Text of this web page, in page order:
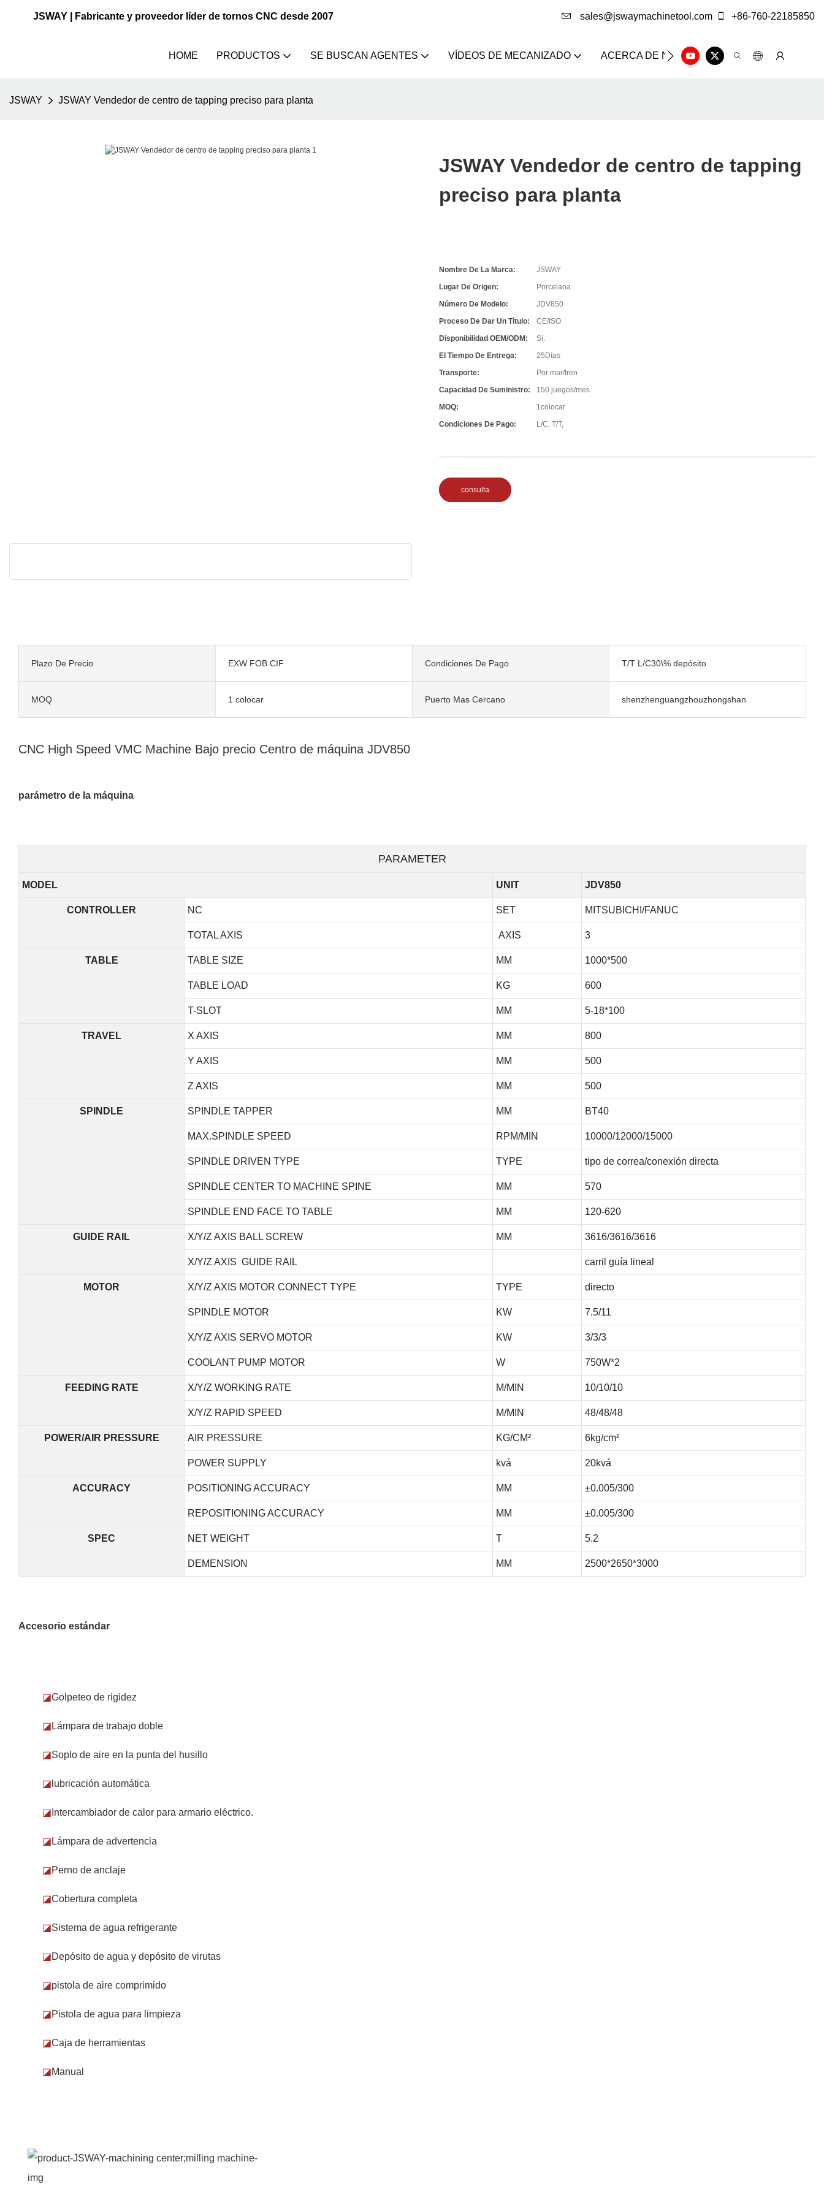
JSWAY | Fabricante y proveedor líder de tornos CNC desde 2007 sales@jswaymachinetool.com +86-760-22185850
HOME PRODUCTOS SE BUSCAN AGENTES VÍDEOS DE MECANIZADO ACERCA DE NOSOTROS SOLUCIÓN
JSWAY JSWAY Vendedor de centro de tapping preciso para planta
JSWAY Vendedor de centro de tapping
preciso para planta
Nombre De La Marca:
JSWAY
Lugar De Origen:
Porcelana
Número De Modelo:
JDV850
Proceso De Dar Un Título:
CE/ISO
Disponibilidad OEM/ODM:
Sí.
El Tiempo De Entrega:
25Días
Transporte:
Por mar/tren
Capacidad De Suministro:
150 juegos/mes
MOQ:
1colocar
Condiciones De Pago:
L/C, T/T,
consulta
Plazo De Precio EXW FOB CIF Condiciones De Pago T/T L/C30\% depósito
MOQ 1 colocar Puerto Mas Cercano shenzhenguangzhouzhongshan
CNC High Speed ​​VMC Machine Bajo precio Centro de máquina JDV850
parámetro de la máquina
PARAMETER
MODEL UNIT JDV850
CONTROLLER NC SET MITSUBICHI/FANUC
TOTAL AXIS AXIS 3
TABLE TABLE SIZE MM 1000*500
TABLE LOAD KG 600
T-SLOT MM 5-18*100
TRAVEL X AXIS MM 800
Y AXIS MM 500
Z AXIS MM 500
SPINDLE SPINDLE TAPPER MM BT40
MAX.SPINDLE SPEED RPM/MIN 10000/12000/15000
SPINDLE DRIVEN TYPE TYPE tipo de correa/conexión directa
SPINDLE CENTER TO MACHINE SPINE MM 570
SPINDLE END FACE TO TABLE MM 120-620
GUIDE RAIL X/Y/Z AXIS BALL SCREW MM 3616/3616/3616
X/Y/Z AXIS GUIDE RAIL carril guía lineal
MOTOR X/Y/Z AXIS MOTOR CONNECT TYPE TYPE directo
SPINDLE MOTOR KW 7.5/11
X/Y/Z AXIS SERVO MOTOR KW 3/3/3
COOLANT PUMP MOTOR W 750W*2
FEEDING RATE X/Y/Z WORKING RATE M/MIN 10/10/10
X/Y/Z RAPID SPEED M/MIN 48/48/48
POWER/AIR PRESSURE AIR PRESSURE KG/CM² 6kg/cm²
POWER SUPPLY kvá 20kvá
ACCURACY POSITIONING ACCURACY MM ±0.005/300
REPOSITIONING ACCURACY MM ±0.005/300
SPEC NET WEIGHT T 5.2
DEMENSION MM 2500*2650*3000
Accesorio estándar
◪Golpeteo de rigidez
◪ Lámpara de trabajo doble
◪Soplo de aire en la punta del husillo
◪ lubricación automática
◪ Intercambiador de calor para armario eléctrico.
◪ Lámpara de advertencia
◪Perno de anclaje
◪Cobertura completa
◪Sistema de agua refrigerante
◪Depósito de agua y depósito de virutas
◪pistola de aire comprimido
◪Pistola de agua para limpieza
◪Caja de herramientas
◪Manual